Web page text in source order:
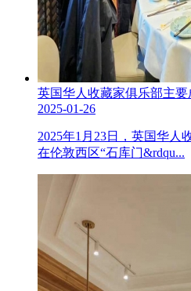
英国华人收藏家俱乐部主要
2025-01-26
2025年1月23日，英国华人
在伦敦西区“石库门&rdqu...